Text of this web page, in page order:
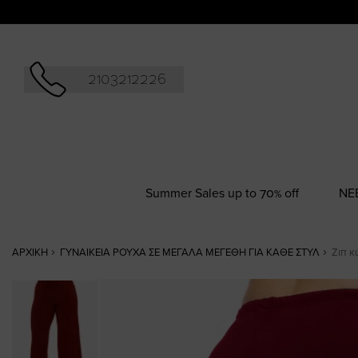
2103212226
Summer Sales up to 70% off
ΑΡΧΙΚΉ ΓΥΝΑΙΚΕΊΑ ΡΟΎΧΑ ΣΕ ΜΕΓΆΛΑ ΜΕΓΈΘΗ ΓΙΑ ΚΆΘΕ ΣΤΥΛ Ζιπ
Skip
end